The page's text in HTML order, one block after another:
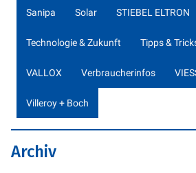
Sanipa Solar STIEBEL ELTRON
Technologie & Zukunft Tipps &
VALLOX Verbraucherinfos
Villeroy + Boch
Archiv